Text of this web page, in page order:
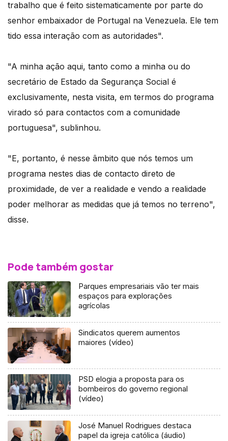
trabalho que é feito sistematicamente por parte do
senhor embaixador de Portugal na Venezuela. Ele tem
tido essa interação com as autoridades".
"A minha ação aqui, tanto como a minha ou do
secretário de Estado da Segurança Social é
exclusivamente, nesta visita, em termos do programa
virado só para contactos com a comunidade
portuguesa", sublinhou.
"E, portanto, é nesse âmbito que nós temos um
programa nestes dias de contacto direto de
proximidade, de ver a realidade e vendo a realidade
poder melhorar as medidas que já temos no terreno",
disse.
Pode também gostar
Parques empresariais vão ter mais
espaços para explorações
agrícolas
Sindicatos querem aumentos
maiores (vídeo)
PSD elogia a proposta para os
bombeiros do governo regional
(vídeo)
José Manuel Rodrigues destaca
papel da igreja católica (áudio)